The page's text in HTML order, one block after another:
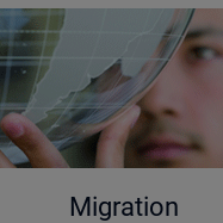
Mi­gra­ti­on